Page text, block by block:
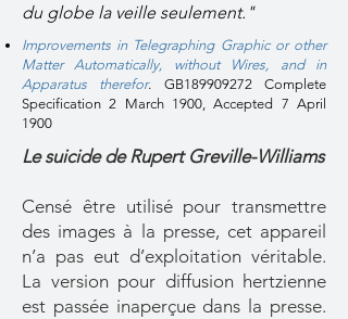
du globe la veille seulement."
Improvements in Telegraphing Graphic or other
Matter Automatically, without Wires, and in
Apparatus therefor. GB189909272 Complete
Specification 2 March 1900, Accepted 7 April
1900
Le suicide de Rupert Greville-Williams
Censé être utilisé pour transmettre
des images à la presse, cet appareil
n’a pas eut d’exploitation véritable.
La version pour diffusion hertzienne
est passée inaperçue dans la presse.